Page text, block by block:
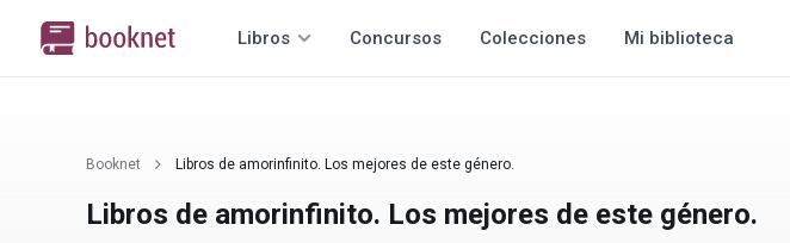
Libros Concursos Colecciones Mi biblioteca
Booknet Libros de amorinfinito. Los mejores de este género.
Libros de amorinfinito. Los mejores de este género.